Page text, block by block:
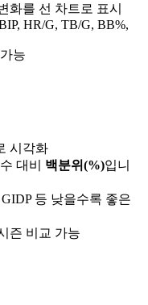
화를 선 차트로 표시
HR/G, TB/G, BB%,
능
시각화
대비 백분위(%)입니
등 낮을수록 좋은
즌 비교 가능